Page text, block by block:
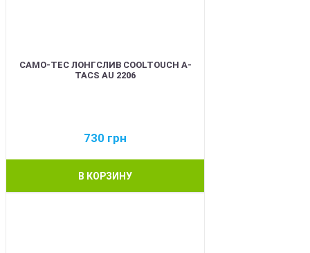
CAMO-TEC ЛОНГСЛИВ COOLTOUCH A-
TACS AU 2206
730 грн
В КОРЗИНУ